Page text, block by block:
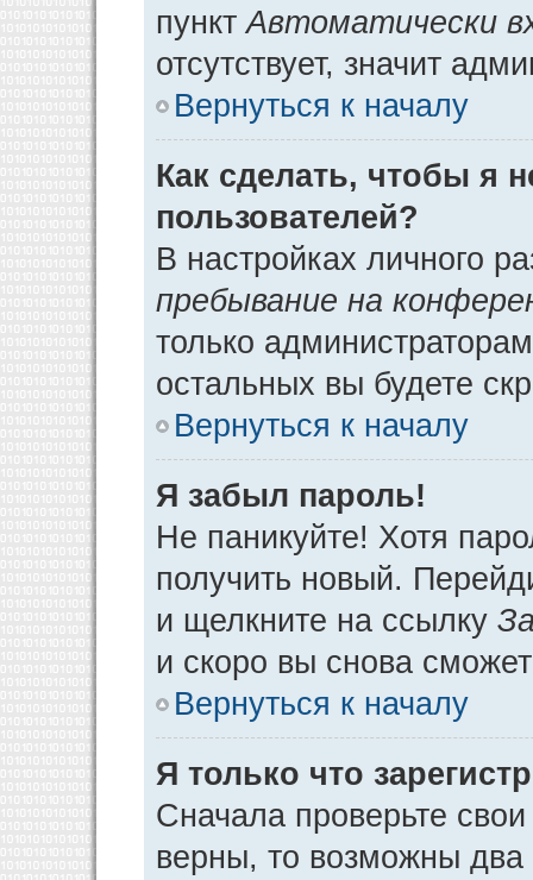
пунктАвтоматически
отсутствует, значит
Вернуться к началу
Как сделать, чтобы я
пользователей?
В настройках личного
пребывание на
только
остальных вы будете
Вернуться к началу
Я забыл пароль!
Не паникуйте! Хотя
получить новый.
и щелкните на ссылку
и скоро вы снова
Вернуться к началу
Я только что
Сначала проверьте
верны, то возможны